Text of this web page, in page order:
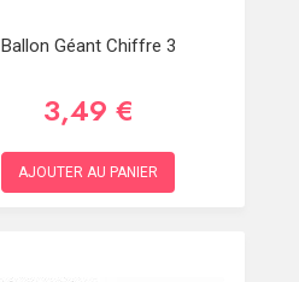
Ballon Géant Chiffre 3
3,49 €
AJOUTER AU PANIER